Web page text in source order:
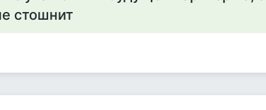
стошнит